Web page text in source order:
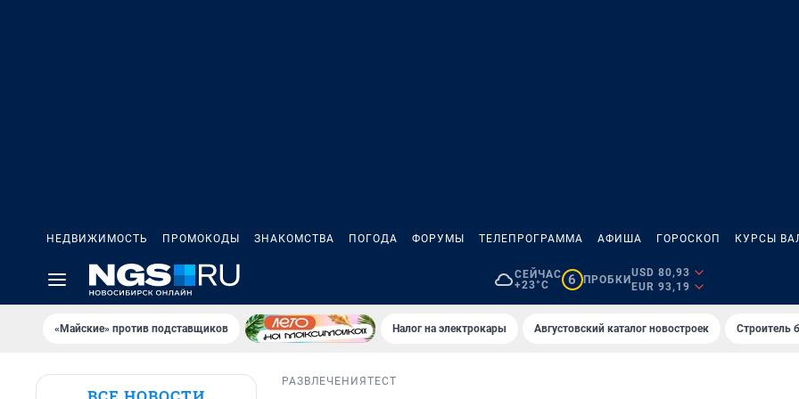
НЕДВИЖИМОСТЬ ПРОМОКОДЫ ЗНАКОМСТВА ПОГОДА ФОРУМЫ ТЕЛЕПРОГРАММА АФИША ГОРОСКОП КУРСЫ
СЕЙЧАС
+23°C
6 ПРОБКИ
USD 80,93
EUR 93,19
«Майские» против подставщиков Налог на электрокары Августовский каталог новостроек Строитель
РАЗВЛЕЧЕНИЯ ТЕСТ